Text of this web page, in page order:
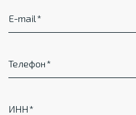
E-mail
Телефон
ИНН